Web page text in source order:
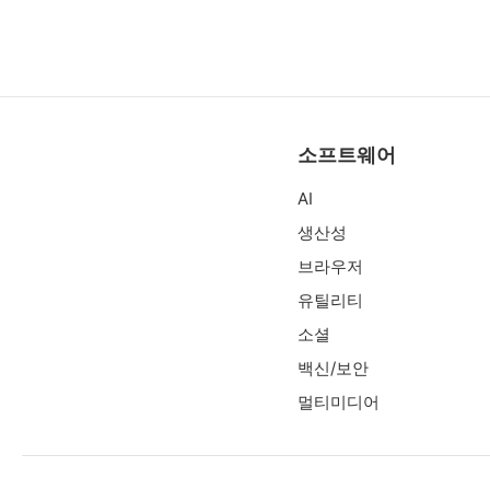
소프트웨어
AI
생산성
브라우저
유틸리티
소셜
백신/보안
멀티미디어